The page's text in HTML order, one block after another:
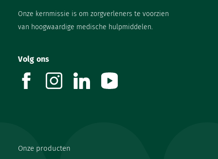
Onze kernmissie is om zorgverleners te voorzien
van hoogwaardige medische hulpmiddelen.
Onze producten
Volg ons
facebookinstagramlinkedin